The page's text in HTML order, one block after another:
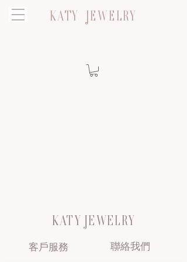
KATY JEWELRY
KATY JEWELRY
客戶服務 聯絡我們